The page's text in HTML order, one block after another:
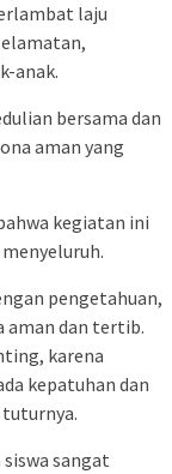
laju
anak.
bersama dan
aman yang
kegiatan ini
pengetahuan,
aman dan tertib.
karena
kepatuhan dan
sangat